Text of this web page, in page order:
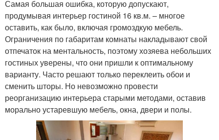
Самая большая ошибка, которую допускают,
продумывая интерьер гостиной 16 кв.м. – многое
оставить, как было, включая громоздкую мебель.
Ограничения по габаритам комнаты накладывают свой
отпечаток на ментальность, поэтому хозяева небольших
гостиных уверены, что они пришли к оптимальному
варианту. Часто решают только переклеить обои и
сменить шторы. Но невозможно провести
реорганизацию интерьера старыми методами, оставив
морально устаревшую мебель, окна, двери и полы.